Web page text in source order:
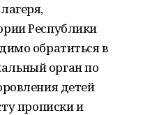
Республики
обратиться в
орган по
детей
прописки и